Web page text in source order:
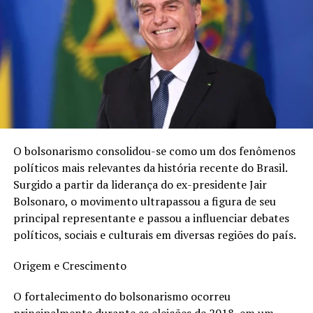
Ari Pinheiro Júnior é presidente da Assoveba e
comemora o avanço das vendas em 2023. De acordo com
ele, “as três quedas consecutivas na taxa de juros e o
reaquecimento da economia têm contribuído para que o
comércio de seminovos caminhe para um patamar
registrado antes da Pandemia”.
Mais informações emhttps://www.assoveba.com.br/
…
SERVIÇO:
O quê: Duelo de Seminovos 20
Quando: sexta (1º) e sábado (2), das 8h às 20h, e
domingo (3), das 8h às 18h.
Onde: Estacionamento do Hiper Carrefour, na Avenida
ACM (Salvador)
O bolsonarismo consolidou-se como um dos fenômenos
políticos mais relevantes da história recente do Brasil.
Surgido a partir da liderança do ex-presidente Jair
Bolsonaro, o movimento ultrapassou a figura de seu
principal representante e passou a influenciar debates
políticos, sociais e culturais em diversas regiões do país.
Origem e Crescimento
O fortalecimento do bolsonarismo ocorreu